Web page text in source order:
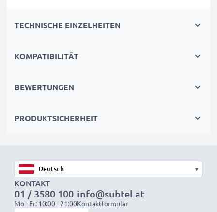
unterzogen und entsprechen den höchsten EU-
Die umweltfreundliche Alternative
ökologischen Fußabdruck durch Recycling und
Entscheiden Sie sich für CELLONIC und machen Sie
keine Abstriche bei der Qualität!
TECHNISCHE EINZELHEITEN
KOMPATIBILITÄT
BEWERTUNGEN
PRODUKTSICHERHEIT
▾
KONTAKT
01 / 3580 100
Mo - Fr: 10:00 - 21:00
info@subtel.at
Kontaktformular